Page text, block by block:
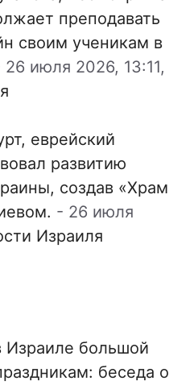
преподавать
своим ученикам в
26 июля 2026, 13:11,
еврейский
развитию
создав «Храм
- 26 июля
Израиля
Израиле большой
беседа о